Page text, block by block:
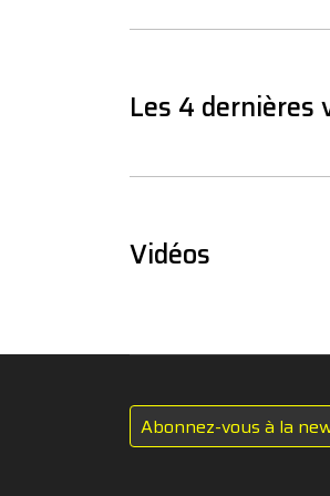
Les 4 dernières
Vidéos
Abonnez-vous à la